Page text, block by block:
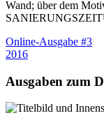
Online-Ausgabe #3
2016
Ausgaben zum